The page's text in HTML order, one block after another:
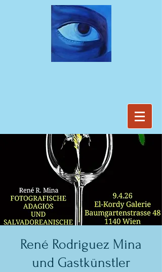
René Rodriguez Mina
und Gastkünstler